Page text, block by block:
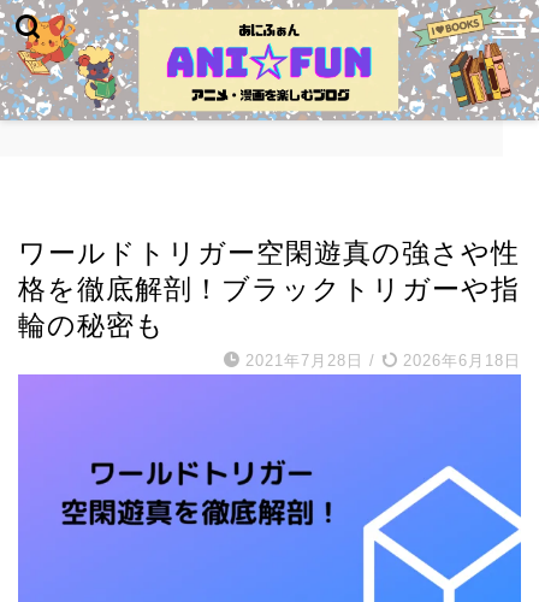
ワールドトリガー空閑遊真の強さや性
格を徹底解剖！ブラックトリガーや指
輪の秘密も
2021年7月28日 / 2026年6月18日